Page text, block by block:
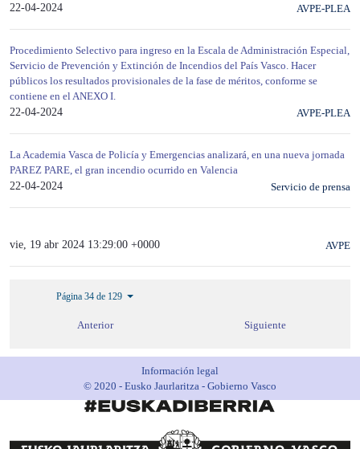
22-04-2024
AVPE-PLEA
Procedimiento Selectivo para ingreso en la Escala de Administración Especial,
Servicio de Prevención y Extinción de Incendios del País Vasco. Hacer
públicos los resultados provisionales de la fase de méritos, conforme se
contiene en el ANEXO I.
22-04-2024
AVPE-PLEA
La Academia Vasca de Policía y Emergencias analizará, en una nueva jornada
PAREZ PARE, el gran incendio ocurrido en Valencia
22-04-2024
Servicio de prensa
vie, 19 abr 2024 13:29:00 +0000 AVPE
Página 34 de 129
Anterior Siguiente
Información legal
© 2020 - Eusko Jaurlaritza - Gobierno Vasco